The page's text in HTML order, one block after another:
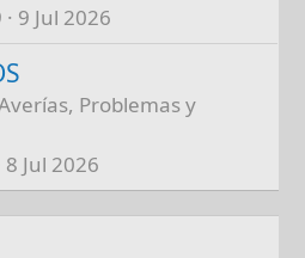
9 Jul 2026
Problemas y
8 Jul 2026